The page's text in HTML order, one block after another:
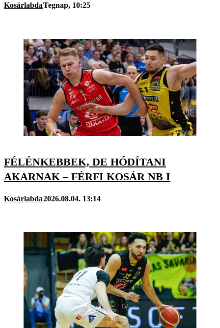
KosárlabdaTegnap, 10:25
FÉLÉNKEBBEK, DE HÓDÍTANI
AKARNAK – FÉRFI KOSÁR NB I
Kosárlabda2026.08.04. 13:14